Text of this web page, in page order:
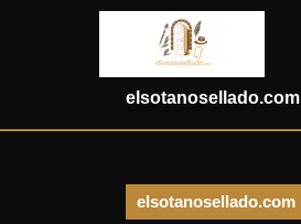
elsotanosellado.com
elsotanosellado.com